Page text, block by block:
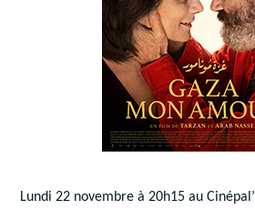
Lundi 22 novembre à 20h15 au Cinépal’